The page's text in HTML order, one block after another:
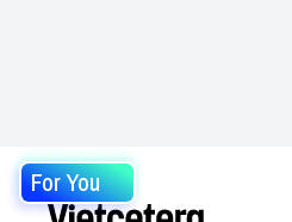
For You